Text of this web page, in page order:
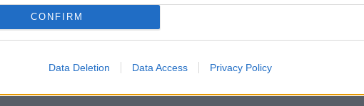
CONFIRM
Data Deletion Data Access Privacy Policy